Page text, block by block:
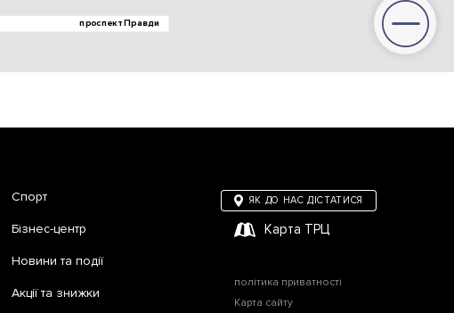
Спорт
Бізнес-центр
Новини та події
Акції та знижки
ЯК ДО НАС ДІСТАТИСЯ
Карта ТРЦ
політика приватності
Карта сайту